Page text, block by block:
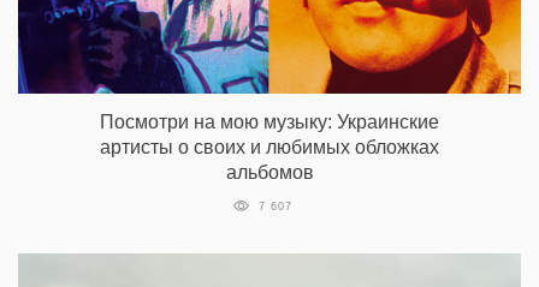
Посмотри на мою музыку: Украинские
артисты о своих и любимых обложках
альбомов
7 607